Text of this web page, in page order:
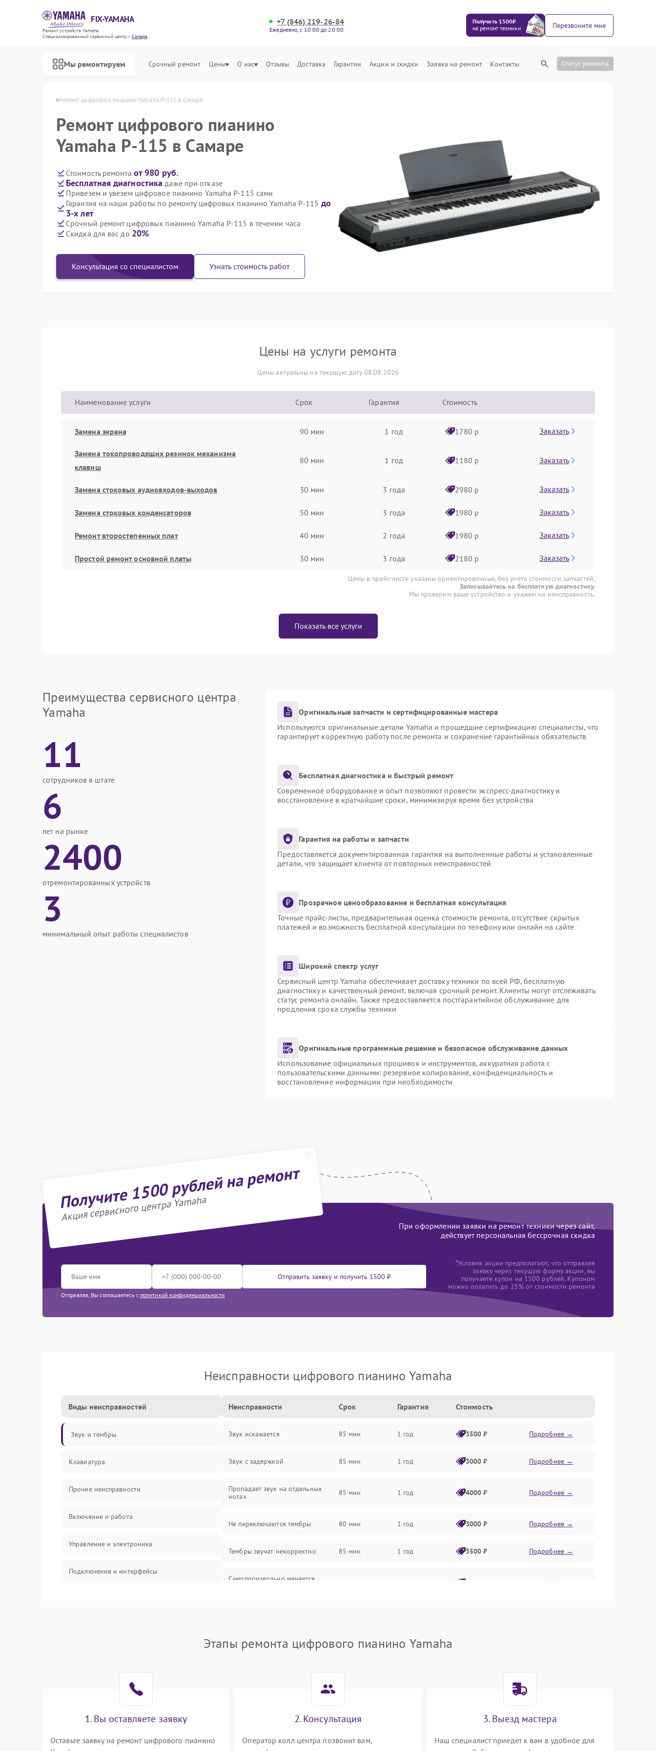
FIX-YAMAHA
Ремонт устройств Yamaha
Специализированный cервисный центр г.Самара
+7 (846) 219-26-84
Ежедневно, с 10:00 до 20:00
Получить 1500₽
на ремонт техники
Перезвоните мне
Мы ремонтируем Срочный ремонт Цены О нас Отзывы Доставка Гарантии Акции и скидки Заявка на ремонт Контакты Статус ремонта
Ремонт цифрового пианино Yamaha P-115 в Самаре
Ремонт цифрового пианино
Yamaha P-115 в Самаре
Стоимость ремонта от 980 руб.
Бесплатная диагностика даже при отказе
Привезем и увезем цифровое пианино Yamaha P-115 сами
Гарантия на наши работы по ремонту цифровых пианино Yamaha P-115 до
3-х лет
Срочный ремонт цифровых пианино Yamaha P-115 в течении часа
Скидка для вас до 20%
Консультация со специалистом Узнать стоимость работ
Цены на услуги ремонта
Цены актуальны на текущую дату 08.08.2026
Наименование услуги Срок Гарантия Стоимость
Замена экрана 90 мин 1 год 1780 р Заказать
Замена токопроводящих резинок механизма
клавиш
80 мин 1 год 1180 р Заказать
Замена стоковых аудиовходов-выходов 30 мин 3 года 2980 р Заказать
Замена стоковых конденсаторов 50 мин 3 года 1980 р Заказать
Ремонт второстепенных плат 40 мин 2 года 1980 р Заказать
Простой ремонт основной платы 30 мин 3 года 2180 р Заказать
Цены в прайс-листе указаны ориентировочные, без учета стоимости запчастей.
Записывайтесь на бесплатную диагностику.
Мы проверим ваше устройство и укажем на неисправность.
Показать все услуги
Преимущества сервисного центра
Yamaha
11
сотрудников в штате
6
лет на рынке
2400
отремонтированных устройств
3
минимальный опыт работы специалистов
Оригинальные запчасти и сертифицированные мастера
Используются оригинальные детали Yamaha и прошедшие сертификацию специалисты, что
гарантирует корректную работу после ремонта и сохранение гарантийных обязательств
Бесплатная диагностика и быстрый ремонт
Современное оборудование и опыт позволяют провести экспресс-диагностику и
восстановление в кратчайшие сроки, минимизируя время без устройства
Гарантия на работы и запчасти
Предоставляется документированная гарантия на выполненные работы и установленные
детали, что защищает клиента от повторных неисправностей
Прозрачное ценообразование и бесплатная консультация
Точные прайс-листы, предварительная оценка стоимости ремонта, отсутствие скрытых
платежей и возможность бесплатной консультации по телефону или онлайн на сайте
Широкий спектр услуг
Сервисный центр Yamaha обеспечивает доставку техники по всей РФ, бесплатную
диагностику и качественный ремонт, включая срочный ремонт. Клиенты могут отслеживать
статус ремонта онлайн. Также предоставляется постгарантийное обслуживание для
продления срока службы техники
Оригинальные программные решение и безопасное обслуживание данных
Использование официальных прошивок и инструментов, аккуратная работа с
пользовательскими данными: резервное копирование, конфиденциальность и
восстановление информации при необходимости
Получите 1500 рублей на ремонт
Акция сервисного центра Yamaha
При оформлении заявки на ремонт техники через сайт,
действует персональная бессрочная скидка
Отправить заявку и получить 1500 ₽
Отправляя, Вы соглашаетесь с политикой конфиденциальности
*Условия акции предполагают, что отправляя
заявку через текущую форму акции, вы
получаете купон на 1500 рублей. Купоном
можно оплатить до 25% от стоимости ремонта
Неисправности цифрового пианино Yamaha
Виды неисправностей
Звук и тембры
Клавиатура
Прочие неисправности
Включение и работа
Управление и электроника
Подключения и интерфейсы
Неисправности Срок Гарантия Стоимость
Звук искажается 85 мин 1 год 3500 ₽ Подробнее →
Звук с задержкой 85 мин 1 год 3000 ₽ Подробнее →
Пропадает звук на отдельных
нотах
85 мин 1 год 4000 ₽ Подробнее →
Не переключаются тембры 80 мин 1 год 3000 ₽ Подробнее →
Тембры звучат некорректно 85 мин 1 год 3500 ₽ Подробнее →
Самопроизвольно меняется
2800 ₽ Подробнее →
Этапы ремонта цифрового пианино Yamaha
1. Вы оставляете заявку
Оставьте заявку на ремонт цифрового пианино
2. Консультация
Оператор колл центра позвонит вам,
3. Выезд мастера
Наш специалист приедет к вам в удобное для